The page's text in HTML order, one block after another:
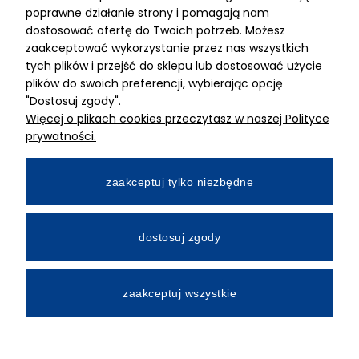
ADRES
MIMARI sp z o.o.
ul. Kurkowa 12
50-210 Wrocław
Dane rejestracyjne
NIP:8982325327
Wpłacony w całości
Numer konta bankowego
All Rights Reserved © 2026 Mimari.com.pl
poprawne działanie strony i pomagają nam
dostosować ofertę do Twoich potrzeb. Możesz
zaakceptować wykorzystanie przez nas wszystkich
tych plików i przejść do sklepu lub dostosować użycie
plików do swoich preferencji, wybierając opcję
"Dostosuj zgody".
Więcej o plikach cookies przeczytasz w naszej Polityce
prywatności.
zaakceptuj tylko niezbędne
dostosuj zgody
zaakceptuj wszystkie